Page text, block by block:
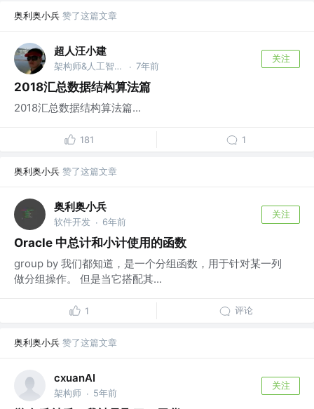
奥利奥小兵 赞了这篇文章
超人汪小建
架构师&人工智能 @公众号【远洋号】 · 7年前
关注
2018汇总数据结构算法篇
2018汇总数据结构算法篇...
181 1
奥利奥小兵 赞了这篇文章
奥利奥小兵
软件开发 · 6年前
关注
Oracle 中总计和小计使用的函数
group by 我们都知道，是一个分组函数，用于针对某一列
做分组操作。 但是当它搭配其...
1 评论
奥利奥小兵 赞了这篇文章
cxuanAI
架构师 · 5年前
关注